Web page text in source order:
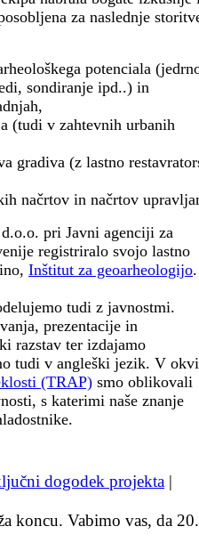
za naslednje
potenciala
sondiranje ipd..) in
(tudi v zahtevnih urbanih
gradiva (z lastno
načrtov in načrtov
pri Javni agenciji za
registriralo svojo lastno
Inštitut za geoarheologijo.
tudi z javnostmi.
prezentacije in
razstav ter izdajamo
tudi v angleški jezik. V
(TRAP) smo oblikovali
s katerimi naše znanje
dogodek projekta |
koncu. Vabimo vas, da